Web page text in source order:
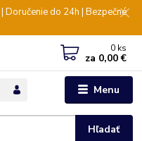
do 24h | Bezpečné
Menu
Hľadať
0 ks
za 0,00 €